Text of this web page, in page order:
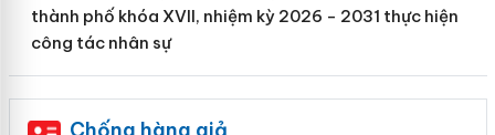
thành phố khóa XVII, nhiệm kỳ 2026 - 2031 thực hiện
công tác nhân sự